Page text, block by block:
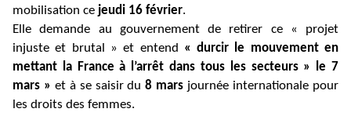
mobilisation ce jeudi 16 février.
Elle demande au gouvernement de retirer ce « projet
injuste et brutal » et entend « durcir le mouvement en
mettant la France à l’arrêt dans tous les secteurs » le 7
mars » et à se saisir du8 mars journée internationale pour
les droits des femmes.